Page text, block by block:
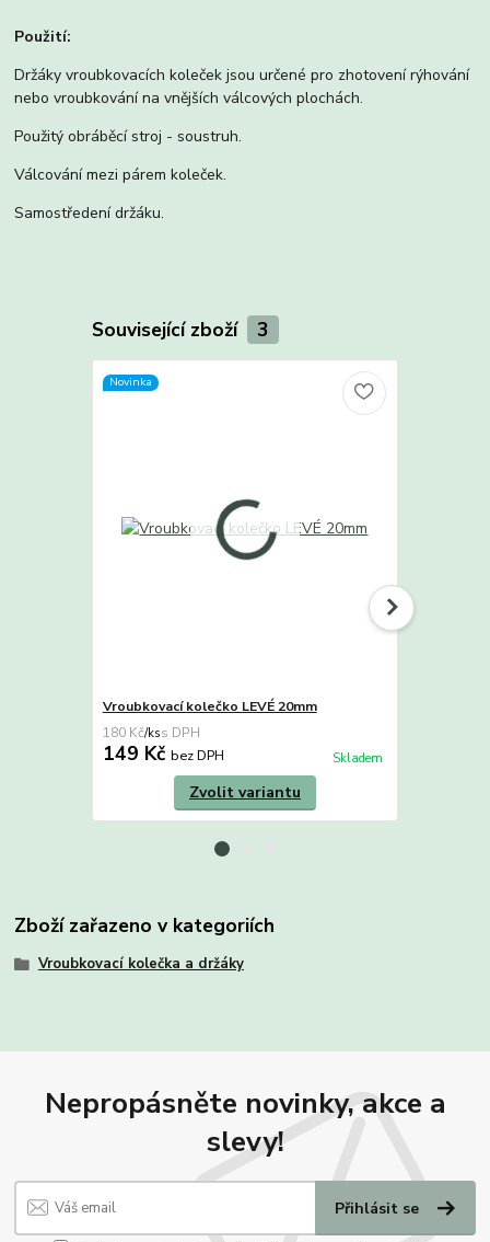
Použití:
Držáky vroubkovacích koleček jsou určené pro zhotovení rýhování
nebo vroubkování na vnějších válcových plochách.
Použitý obráběcí stroj - soustruh.
Válcování mezi párem koleček.
Samostředení držáku.
Související zboží 3
Novinka
Vroubkovací kolečko LEVÉ 20mm
180 Kč/ks
149 Kč bez DPH Skladem
Zvolit variantu
Zboží zařazeno v kategoriích
Vroubkovací kolečka a držáky
Nepropásněte novinky, akce a
slevy!
Přihlásit se